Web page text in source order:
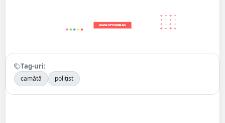
Tag-uri:
camătă polițist